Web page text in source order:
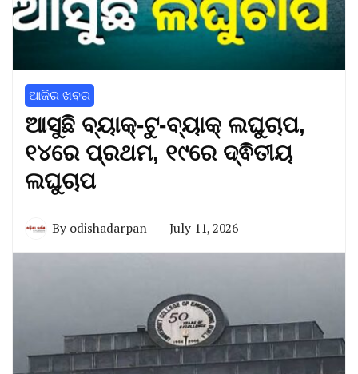
ଆଜିର ଖବର
ଆସୁଛି ବ୍ୟାକ୍‌-ଟୁ-ବ୍ୟାକ୍‌ ଲଘୁଚାପ,
୧୪ରେ ପ୍ରଥମ, ୧୯ରେ ଦ୍ଵିତୀୟ
ଲଘୁଚାପ
By odishadarpan July 11, 2026